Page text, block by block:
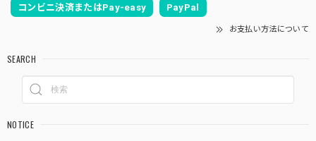
コンビニ決済またはPay-easy PayPal
お支払い方法について
SEARCH
NOTICE